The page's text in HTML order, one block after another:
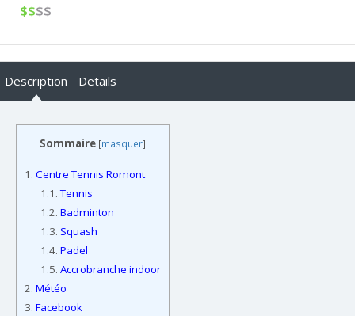
$$$$
Description Details
Sommaire [masquer]
1. Centre Tennis Romont
1.1.Tennis
1.2. Badminton
1.3. Squash
1.4. Padel
1.5. Accrobranche indoor
2. Météo
3. Facebook